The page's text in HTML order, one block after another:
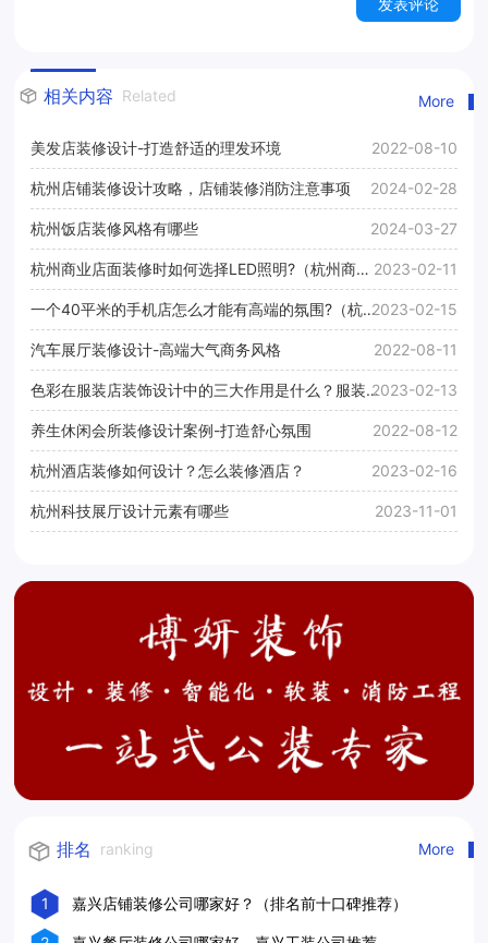
发表评论
相关内容 Related More
美发店装修设计-打造舒适的理发环境 2022-08-10
杭州店铺装修设计攻略，店铺装修消防注意事项 2024-02-28
杭州饭店装修风格有哪些 2024-03-27
杭州商业店面装修时如何选择LED照明?（杭州商业
店面装修LED照明）
2023-02-11
一个40平米的手机店怎么才能有高端的氛围?（杭州
手机店装修设计效果图）
2023-02-15
汽车展厅装修设计-高端大气商务风格 2022-08-11
色彩在服装店装饰设计中的三大作用是什么？服装店
装饰设计色彩应用
2023-02-13
养生休闲会所装修设计案例-打造舒心氛围 2022-08-12
杭州酒店装修如何设计？怎么装修酒店？ 2023-02-16
杭州科技展厅设计元素有哪些 2023-11-01
排名 ranking More
1 嘉兴店铺装修公司哪家好？（排名前十口碑推荐）